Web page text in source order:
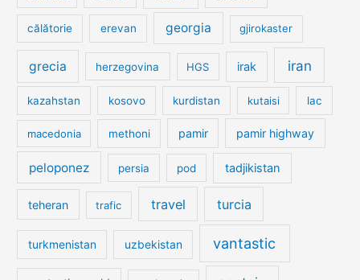
călătorie erevan georgia gjirokaster
grecia herzegovina HGS irak iran
kazahstan kosovo kurdistan kutaisi lac
macedonia methoni pamir pamir highway
peloponez persia pod tadjikistan
teheran trafic travel turcia
turkmenistan uzbekistan vantastic